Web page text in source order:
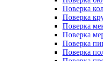
Поверка
Поверка
Поверка
Поверка
Поверка
Поверка